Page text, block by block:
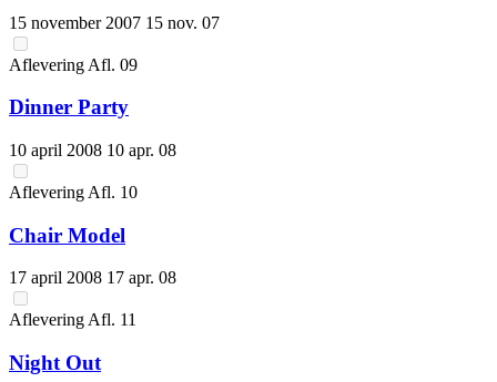
15 november 2007 15 nov. 07
Aflevering Afl. 09
Dinner Party
10 april 2008 10 apr. 08
Aflevering Afl. 10
Chair Model
17 april 2008 17 apr. 08
AfleveringAfl. 11
Night Out